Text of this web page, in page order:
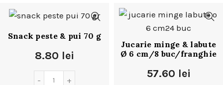
Snack peste & pui 70 g
8.80 lei
Jucarie minge & labute
Ø 6 cm/8 buc/franghie
57.60 lei